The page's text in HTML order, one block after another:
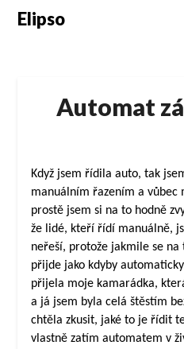
SkipElipso
Automat
Když jsem řídila auto, tak
manuálním řazením a vůbec
prostě jsem si na to hodně
že lidé, kteří řídí manuálně,
neřeší, protože jakmile se na
přijde jako kdyby
přijela moje kamarádka,
a já jsem byla celá štěstím
chtěla zkusit, jaké to je řídit
vlastně zatím automatem v